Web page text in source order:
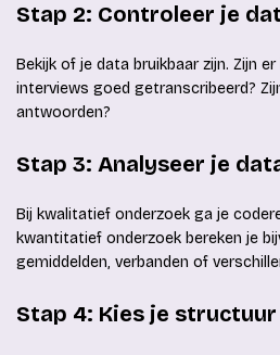
Stap 2: Controleer je
Bekijk of je data bruikbaar zijn. Zijn
interviews goed getranscribeerd?
antwoorden?
Stap 3: Analyseer je
Bij kwalitatief onderzoek ga je
kwantitatief onderzoek bereken je
gemiddelden, verbanden of
Stap 4: Kies je structuur